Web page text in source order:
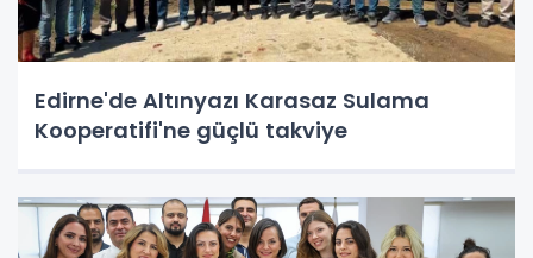
Edirne'de Altınyazı Karasaz Sulama
Kooperatifi'ne güçlü takviye